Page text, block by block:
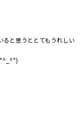
ると思うととてもうれしい